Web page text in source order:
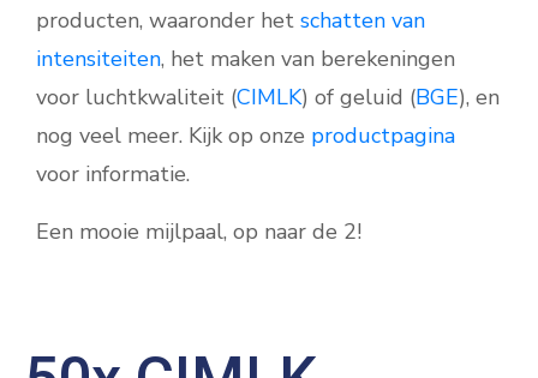
producten, waaronder het schatten van
intensiteiten, het maken van berekeningen
voor luchtkwaliteit (CIMLK) of geluid (BGE), en
nog veel meer. Kijk op onze productpagina
voor informatie.
Een mooie mijlpaal, op naar de 2!